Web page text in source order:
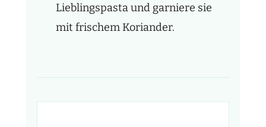
Lieblingspasta und garniere sie
mit frischem Koriander.